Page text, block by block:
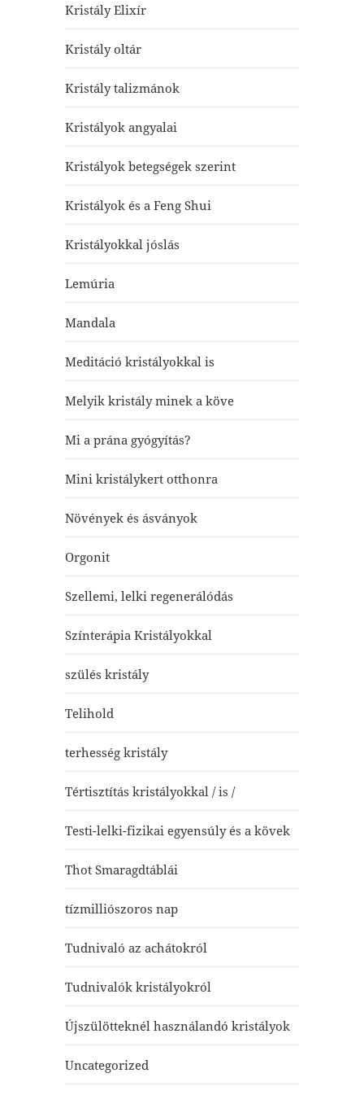
Kristály Elixír
Kristály oltár
Kristály talizmánok
Kristályok angyalai
Kristályok betegségek szerint
Kristályok és a Feng Shui
Kristályokkal jóslás
Lemúria
Mandala
Meditáció kristályokkal is
Melyik kristály minek a köve
Mi a prána gyógyítás?
Mini kristálykert otthonra
Növények és ásványok
Orgonit
Szellemi, lelki regenerálódás
Színterápia Kristályokkal
szülés kristály
Telihold
terhesség kristály
Tértisztítás kristályokkal / is /
Testi-lelki-fizikai egyensúly és a kövek
Thot Smaragdtáblái
tízmilliószoros nap
Tudnivaló az achátokról
Tudnivalók kristályokról
Újszülötteknél használandó kristályok
Uncategorized